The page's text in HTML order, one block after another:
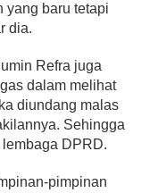
yang baru tetapi
dia.
Refra juga
dalam melihat
diundang malas
Sehingga
DPRD.
pimpinan